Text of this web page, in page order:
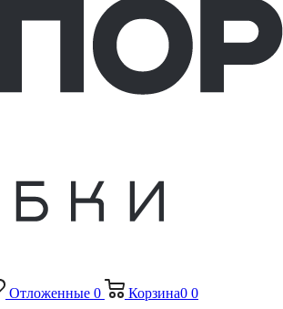
Отложенные 0 Корзина0 0